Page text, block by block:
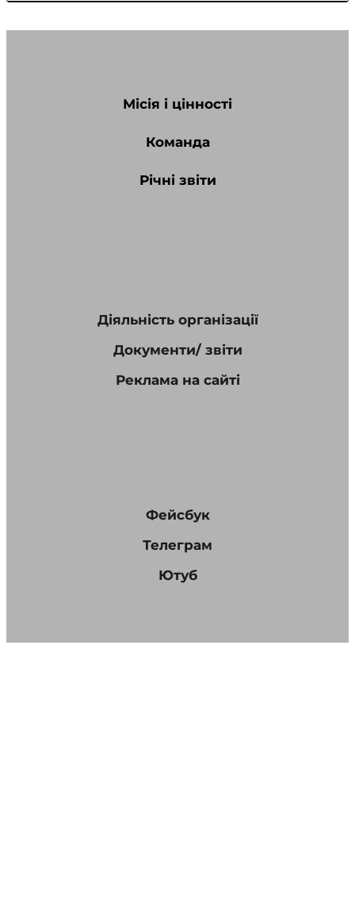
Місія і цінності
Команда
Річні звіти
Діяльність організації
Документи/ звіти
Реклама на сайті
Фейсбук
Телеграм
Ютуб